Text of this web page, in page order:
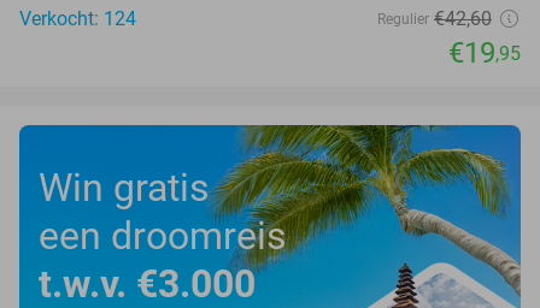
Verkocht: 124
Regulier €42,60
€19,95
Win gratis
een droomreis
t.w.v. €3.000